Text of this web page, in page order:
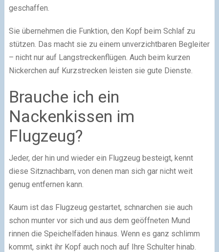
geschaffen.
Sie übernehmen die Funktion, den Kopf beim Schlaf zu
stützen. Das macht sie zu einem unverzichtbaren Begleiter
– nicht nur auf Langstreckenflügen. Auch beim kurzen
Nickerchen auf Kurzstrecken leisten sie gute Dienste.
Brauche ich ein
Nackenkissen im
Flugzeug?
Jeder, der hin und wieder ein Flugzeug besteigt, kennt
diese Sitznachbarn, von denen man sich gar nicht weit
genug entfernen kann.
Kaum ist das Flugzeug gestartet, schnarchen sie auch
schon munter vor sich und aus dem geöffneten Mund
rinnen die Speichelfäden hinaus. Wenn es ganz schlimm
kommt, sinkt ihr Kopf auch noch auf Ihre Schulter hinab.